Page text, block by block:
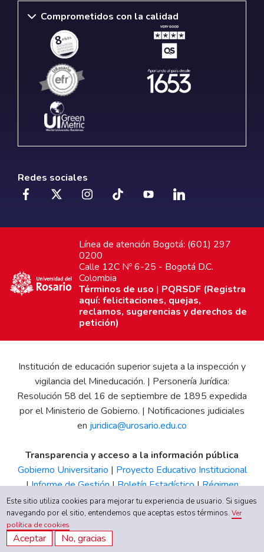
Comprometidos con la calidad
Redes sociales
Línea de atención Bogotá: (601) 297
0200
Calle 12C Nº 6-25 - Bogotá D.C.
Colombia
Términos de uso | PQRSDF (Registra
aquí: felicitaciones, quejas,
reclamos, sugerencias y derechos de
petición)
Institución de educación superior sujeta a la inspección y
vigilancia del Mineducación. | Personería Jurídica:
Resolución 58 del 16 de septiembre de 1895 expedida
por el Ministerio de Gobierno. | Notificaciones judiciales
en juridica@urosario.edu.co
Transparencia y acceso a la información pública
Gobierno Universitario | Proyecto Educativo Institucional
|Informe de Gestión|Boletín Estadístico|Régimen
Tributario|Estados Financieros |Código de Ética| Canal
de Integridad UR
Este sitio utiliza cookies para mejorar tu experiencia de usuario. Si sigues
navegando por el sitio, entendemos que aceptas estos términos.Ver
política de cookies
Aceptar No, gracias